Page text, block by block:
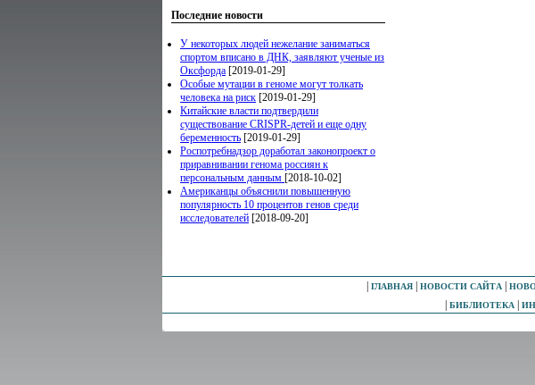
Последние новости
У некоторых людей нежелание заниматься
спортом вписано в ДНК, заявляют ученые из
Оксфорда [2019-01-29]
Особые мутации в геноме могут толкать
человека на риск [2019-01-29]
Китайские власти подтвердили
существование CRISPR-детей и еще одну
беременность [2019-01-29]
Роспотребнадзор доработал законопроект о
приравнивании генома россиян к
персональным данным [2018-10-02]
Американцы объяснили повышенную
популярность 10 процентов генов среди
исследователей [2018-09-20]
| ГЛАВНАЯ| НОВОСТИ САЙТА|
| БИБЛИОТЕКА|